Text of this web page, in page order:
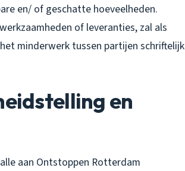
en/ of geschatte hoeveelheden.
of leveranties, zal als
minderwerk tussen partijen schriftelijk
en
aan Ontstoppen Rotterdam